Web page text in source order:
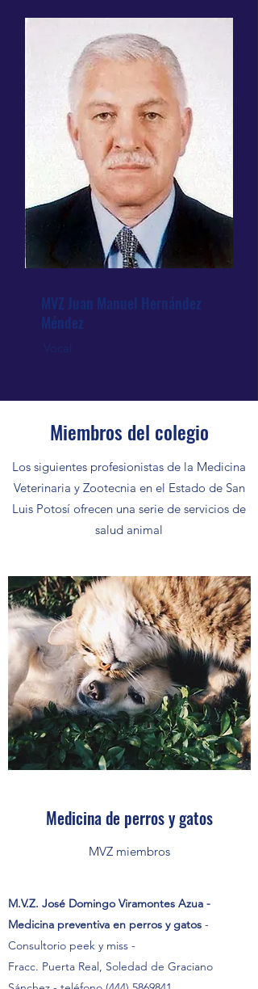
MVZ Juan Manuel Hernández
Méndez
Vocal
Miembros del colegio
Los siguientes profesionistas de la Medicina
Veterinaria y Zootecnia en el Estado de San
Luis Potosí ofrecen una serie de servicios de
salud animal
Medicina de perros y gatos
MVZ miembros
M.V.Z. José Domingo Viramontes Azua -
Medicina preventiva en perros y gatos -
Consultorio peek y miss -
Fracc. Puerta Real, Soledad de Graciano